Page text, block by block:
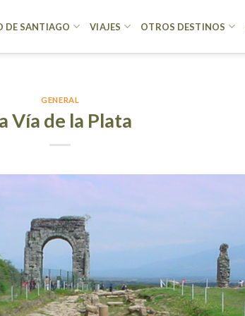
DE SANTIAGO VIAJES OTROS DESTINOS
GENERAL
Vía de la Plata